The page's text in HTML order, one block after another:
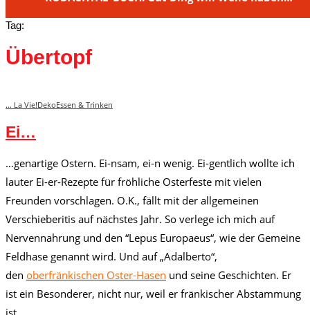
Tag:
Übertopf
... La Vie!DekoEssen & Trinken
Ei…
…genartige Ostern. Ei-nsam, ei-n wenig. Ei-gentlich wollte ich
lauter Ei-er-Rezepte für fröhliche Osterfeste mit vielen
Freunden vorschlagen. O.K., fällt mit der allgemeinen
Verschieberitis auf nächstes Jahr. So verlege ich mich auf
Nervennahrung und den “Lepus Europaeus“, wie der Gemeine
Feldhase genannt wird. Und auf „Adalberto“,
den oberfränkischen Oster-Hasen und seine Geschichten. Er
ist ein Besonderer, nicht nur, weil er fränkischer Abstammung